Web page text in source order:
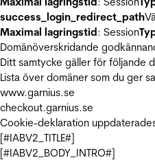
success_login_redirect_path
Maximal lagringstid: Session
Domänöverskridande
Ditt samtycke gäller för följande
Lista över domäner som du ger
www.garnius.se
checkout.garnius.se
Cookie-deklaration
[#IABV2_TITLE#]
[#IABV2_BODY_INTRO#]